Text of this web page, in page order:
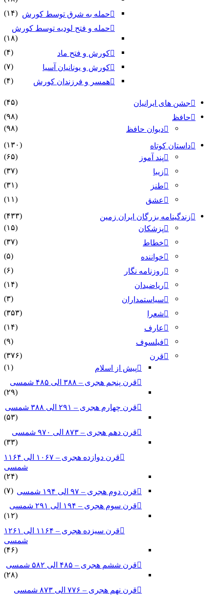
حمله به شرق توسط کورش (۱۴)
حمله و فتح لودیه توسط کورش
(۱۸)
کورش و فتح ماد
(۴)
کورش و یونانیان آسیا
(۷)
همسر و فرزندان کورش
(۴)
جشن های ایرانیان
(۴۵)
حافظ
(۹۸)
دیوان حافظ
(۹۸)
داستان کوتاه
(۱۳۰)
پند آموز
(۶۵)
زیبا
(۳۷)
طنز
(۳۱)
عشق
(۱۱)
زندگینامه بزرگان ایران زمین
(۴۳۳)
پزشکان
(۱۵)
خطاط
(۳۷)
خواننده
(۵)
روزنامه نگار
(۶)
ریاضیدان
(۱۴)
سیاستمداران
(۳)
شعرا
(۳۵۳)
عارف
(۱۴)
فیلسوف
(۹)
قرن
(۳۷۶)
پیش از اسلام
(۱)
قرن پنجم هجری – ۳۸۸ الی ۴۸۵ شمسی
(۲۹)
قرن چهارم هجری – ۲۹۱ الی ۳۸۸ شمسی
(۵۳)
قرن دهم هجری – ۸۷۳ الی ۹۷۰ شمسی
(۳۳)
قرن دوازده هجری – ۱۰۶۷ الی ۱۱۶۴
شمسی
(۲۴)
قرن دوم هجری – ۹۷ الی ۱۹۴ شمسی
(۷)
قرن سوم هجری – ۱۹۴ الی ۲۹۱ شمسی
(۱۲)
قرن سیزده هجری – ۱۱۶۴ الی ۱۲۶۱
شمسی
(۴۶)
قرن ششم هجری – ۴۸۵ الی ۵۸۲ شمسی
(۲۸)
قرن نهم هجری – ۷۷۶ الی ۸۷۳ شمسی